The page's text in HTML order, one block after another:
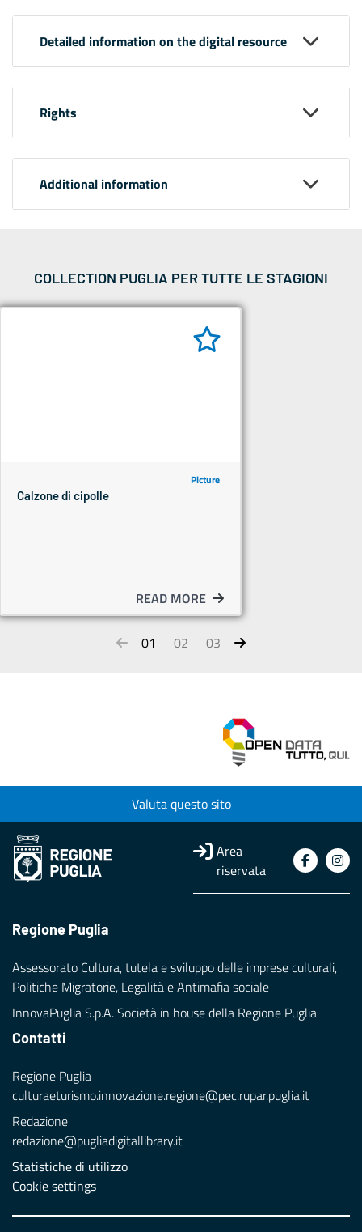
Detailed information on the digital resource
Rights
Additional information
COLLECTION PUGLIA PER TUTTE LE STAGIONI
Picture
Calzone di cipolle
READ MORE
01 02 03
Valuta questo sito
Area
riservata
Regione Puglia
Assessorato Cultura, tutela e sviluppo delle imprese culturali,
Politiche Migratorie, Legalità e Antimafia sociale
InnovaPuglia S.p.A. Società in house della Regione Puglia
Contatti
Regione Puglia
culturaeturismo.innovazione.regione@pec.rupar.puglia.it
Redazione
redazione@pugliadigitallibrary.it
Statistiche di utilizzo
Cookie settings